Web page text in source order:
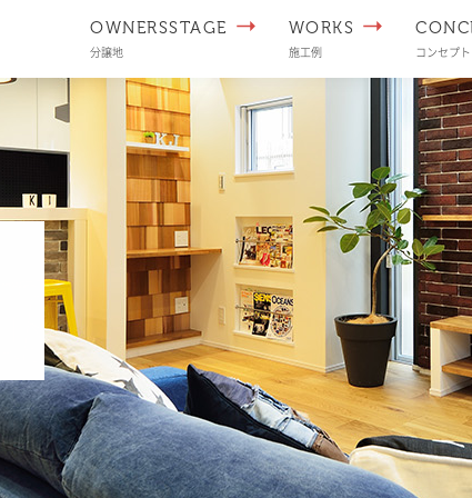
OWNERSSTAGE
分譲地
WORKS
施工例 コンセプト